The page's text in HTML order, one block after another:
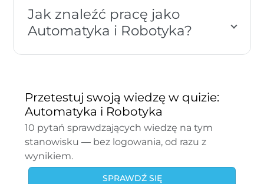
Jak znaleźć pracę jako
Automatyka i Robotyka?
Przetestuj swoją wiedzę w quizie:
Automatyka i Robotyka
10 pytań sprawdzających wiedzę na tym
stanowisku — bez logowania, od razu z
wynikiem.
SPRAWDŹ SIĘ